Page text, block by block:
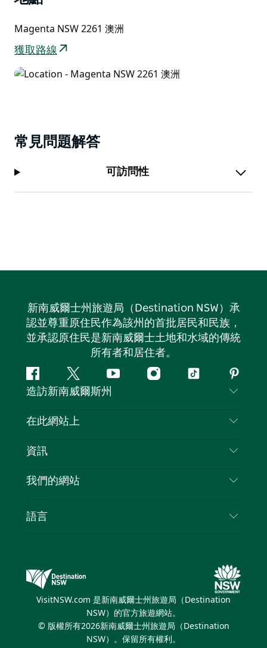
Magenta NSW 2261 澳洲
獲取路線
常見問題解答
可訪問性
新南威爾士州旅遊局（Destination NSW）承
認並尊重原住民作為該州的首批居民和民族，
並承認原住民是新南威爾士土地和水域的傳統
所有者和居住者。
Facebook嘰
嘰
喳
Youtube Instagram
抖
造訪新南威爾斯州
聯絡我們
隱私
Cookie 通知
在此網站上
目的地
新南威爾士州公路旅行
活動
資訊
旅行資訊
新南威爾士州的商業
我們的網站
新南威爾士州旅遊局（Destination NSW）媒體中
繽紛雪梨燈光音樂節
語言
VisitNSW.com 是新南威爾士州旅遊局（Destination
NSW）的官方旅遊網站。
© 版權所有2026新南威爾士州旅遊局（Destination
NSW）。保留所有權利。